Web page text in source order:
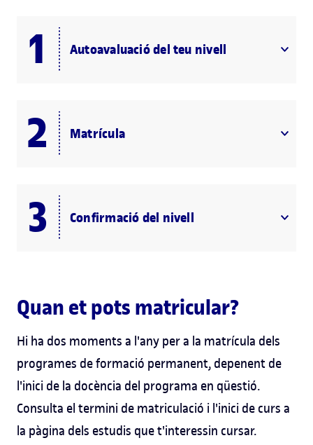
Autoavaluació del teu nivell
Matrícula
Confirmació del nivell
Quan et pots matricular?
Hi ha dos moments a l'any per a la matrícula dels
programes de formació permanent, depenent de
l'inici de la docència del programa en qüestió.
Consulta el termini de matriculació i l'inici de curs a
la pàgina dels estudis que t'interessin cursar.